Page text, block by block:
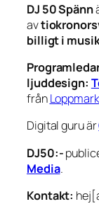
DJ 50 Spänn
av
billigt i
ljuddesign:
från
Digital guru är
DJ50:-
Media.
Kontakt: